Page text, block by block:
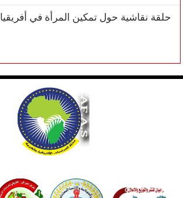
حلقة نقاشية حول تمكين المرأة في أفريقيا